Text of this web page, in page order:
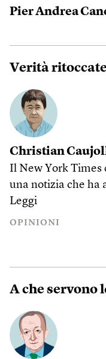
Pier Andrea
Verità
Christian
Il New York Times
una notizia che ha
Leggi
OPINIONI
A che servono